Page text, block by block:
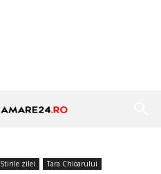
Stirile zilei Tara Chioarului